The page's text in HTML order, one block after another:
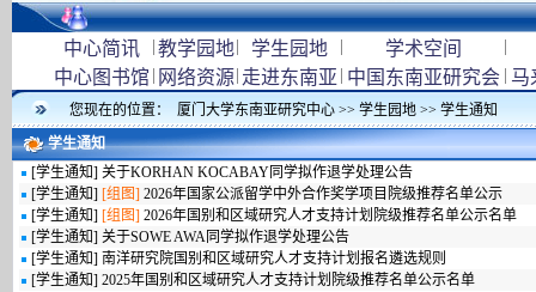
中心简讯 |教学园地| 学生园地 | 学术空间 |
中心图书馆 | 网络资源| 走进东南亚 | 中国东南亚研究会 | 马
您现在的位置： 厦门大学东南亚研究中心 >> 学生园地 >> 学生通知
学生通知
[学生通知] 关于KORHAN KOCABAY同学拟作退学处理公告
[学生通知] [组图] 2026年国家公派留学中外合作奖学项目院级推荐名单公示
[学生通知] [组图] 2026年国别和区域研究人才支持计划院级推荐名单公示名单
[学生通知] 关于SOWE AWA同学拟作退学处理公告
[学生通知] 南洋研究院国别和区域研究人才支持计划报名遴选规则
[学生通知] 2025年国别和区域研究人才支持计划院级推荐名单公示名单